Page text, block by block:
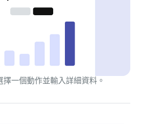
一個動作並輸入詳細資料。